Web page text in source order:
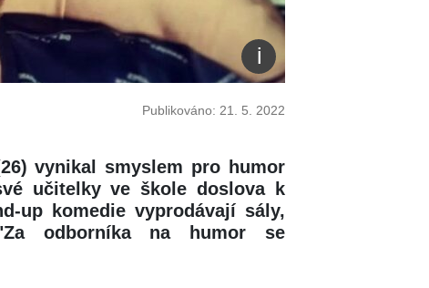
Publikováno: 21. 5. 2022
vynikal smyslem pro humor
učitelky ve škole doslova k
up komedie vyprodávají sály,
odborníka na humor se